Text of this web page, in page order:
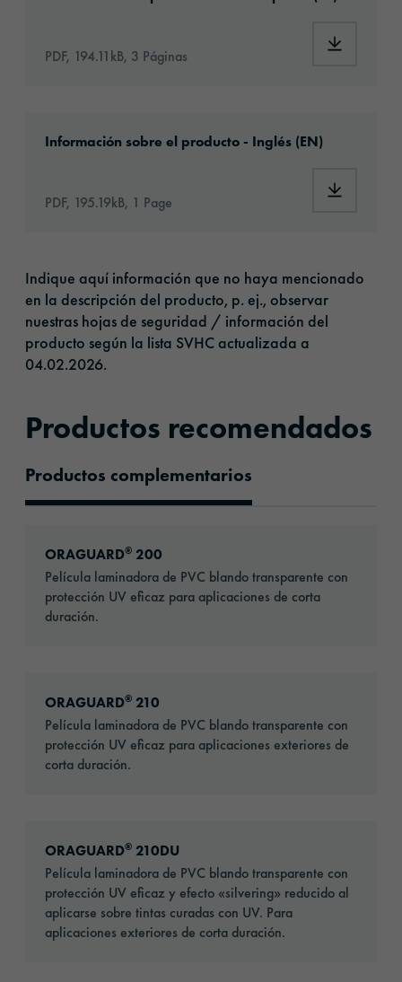
PDF, 194.11kB, 3 Páginas
Información sobre el producto - Inglés (EN)
PDF, 195.19kB, 1 Page
Indique aquí información que no haya mencionado
en la descripción del producto, p. ej., observar
nuestras hojas de seguridad / información del
producto según la lista SVHC actualizada a
04.02.2026.​
Productos recomendados
Productos complementarios
ORAGUARD® 200
Película laminadora de PVC blando transparente con
protección UV eficaz para aplicaciones de corta
duración.
ORAGUARD® 210
Película laminadora de PVC blando transparente con
protección UV eficaz para aplicaciones exteriores de
corta duración.
ORAGUARD® 210DU
Película laminadora de PVC blando transparente con
protección UV eficaz y efecto «silvering» reducido al
aplicarse sobre tintas curadas con UV. Para
aplicaciones exteriores de corta duración.